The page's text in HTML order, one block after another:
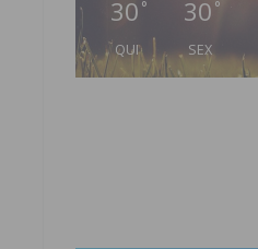
30 °
QUI
30 °
SEX